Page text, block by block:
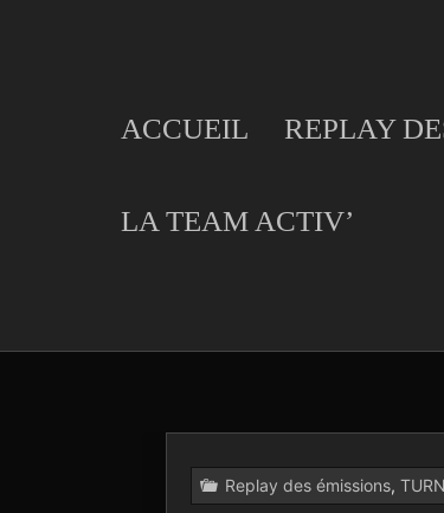
ACCUEIL REPLAY
LA TEAM ACTIV’
Replay des émissions,